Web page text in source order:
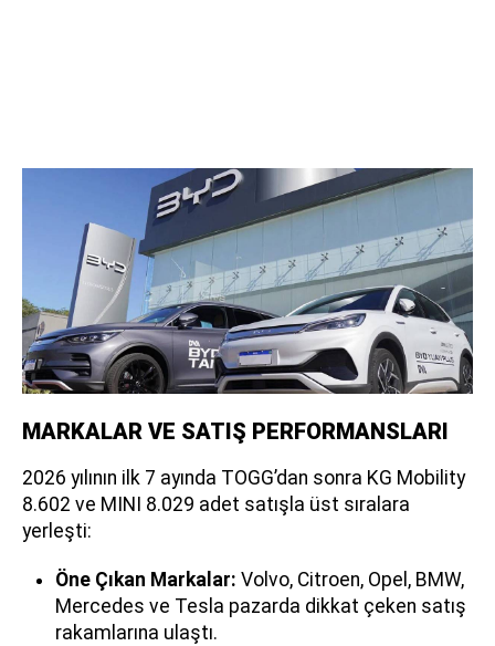
MARKALAR VE SATIŞ PERFORMANSLARI
2026 yılının ilk 7 ayında TOGG’dan sonra KG Mobility
8.602 ve MINI 8.029 adet satışla üst sıralara
yerleşti:
Öne Çıkan Markalar: Volvo, Citroen, Opel, BMW,
Mercedes ve Tesla pazarda dikkat çeken satış
rakamlarına ulaştı.